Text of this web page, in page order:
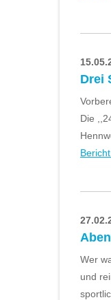
Drei
Die
Wer
und